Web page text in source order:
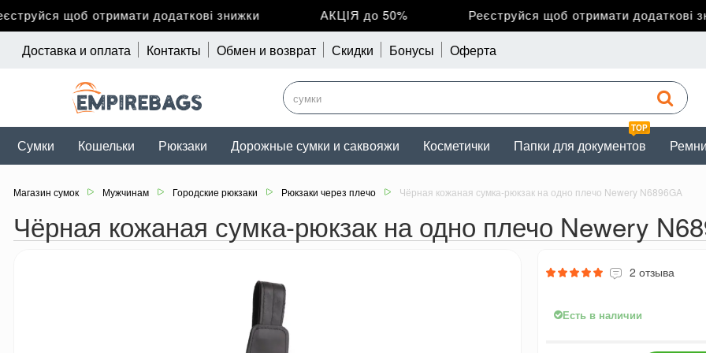
щоб отримати додаткові знижки АКЦІЯ до 50% Реєструйся щоб отримати додаткові
Доставка и оплата Контакты Обмен и возврат Скидки Бонусы Оферта
Сумки Кошельки Рюкзаки Дорожные сумки и саквояжи Косметички
TOP
Папки для документов Ремни
Магазин сумок Мужчинам Городские рюкзаки Рюкзаки через плечо Чёрная кожаная сумка-рюкзак на одно плечо Newery N6896GA
Чёрная кожаная сумка-рюкзак на одно плечо Newery
2 отзыва
Есть в наличии